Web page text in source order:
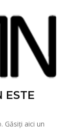
ESTE
Găsiți aici un